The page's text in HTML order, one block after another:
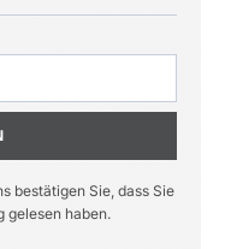
bestätigen Sie, dass Sie
gelesen haben.